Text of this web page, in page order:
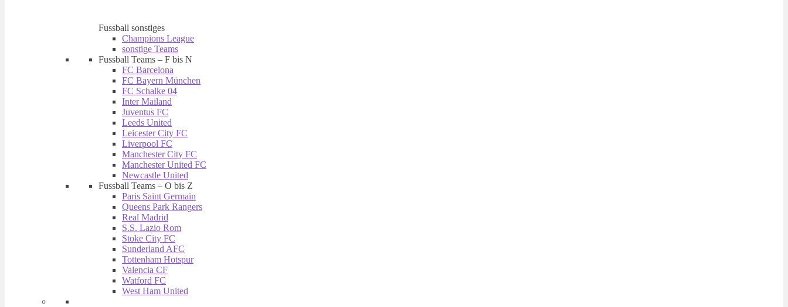
Fussball sonstiges
Champions League
sonstige Teams
Fussball Teams – F bis N
FC Barcelona
FC Bayern München
FC Schalke 04
Inter Mailand
Juventus FC
Leeds United
Leicester City FC
Liverpool FC
Manchester City FC
Manchester United FC
Newcastle United
Fussball Teams – O bis Z
Paris Saint Germain
Queens Park Rangers
Real Madrid
S.S. Lazio Rom
Stoke City FC
Sunderland AFC
Tottenham Hotspur
Valencia CF
Watford FC
West Ham United